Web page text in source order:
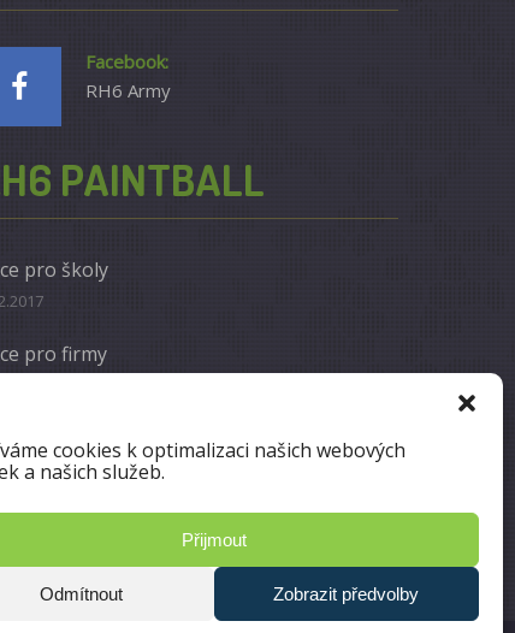
cookies k optimalizaci našich webových
a našich služeb.
Přijmout
Odmítnout Zobrazit předvolby
Facebook:
RH6 Army
PAINTBALL
pro školy
pro firmy
hry